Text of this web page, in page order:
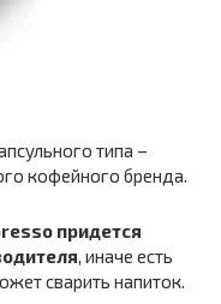
типа –
кофейного бренда.
придется
, иначе есть
сварить напиток.